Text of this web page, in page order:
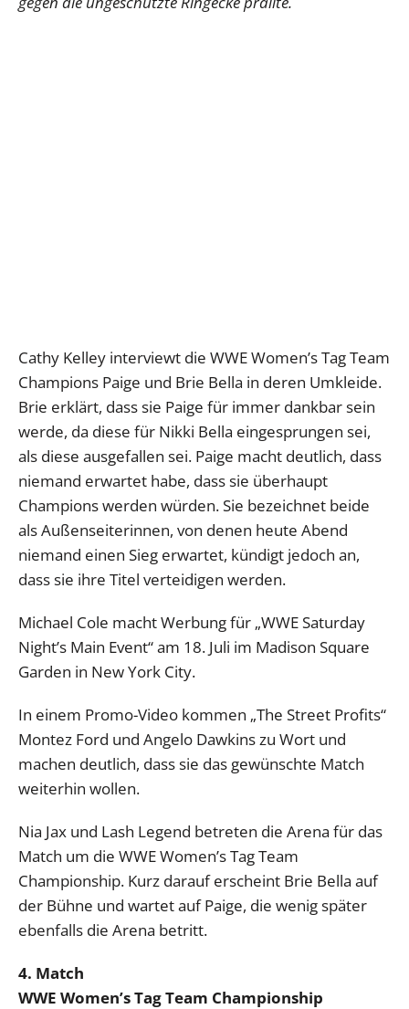
Cathy Kelley interviewt die WWE Women’s Tag Team
Champions Paige und Brie Bella in deren Umkleide.
Brie erklärt, dass sie Paige für immer dankbar sein
werde, da diese für Nikki Bella eingesprungen sei,
als diese ausgefallen sei. Paige macht deutlich, dass
niemand erwartet habe, dass sie überhaupt
Champions werden würden. Sie bezeichnet beide
als Außenseiterinnen, von denen heute Abend
niemand einen Sieg erwartet, kündigt jedoch an,
dass sie ihre Titel verteidigen werden.
Michael Cole macht Werbung für „WWE Saturday
Night’s Main Event“ am 18. Juli im Madison Square
Garden in New York City.
In einem Promo-Video kommen „The Street Profits“
Montez Ford und Angelo Dawkins zu Wort und
machen deutlich, dass sie das gewünschte Match
weiterhin wollen.
Nia Jax und Lash Legend betreten die Arena für das
Match um die WWE Women’s Tag Team
Championship. Kurz darauf erscheint Brie Bella auf
der Bühne und wartet auf Paige, die wenig später
ebenfalls die Arena betritt.
4. Match
WWE Women’s Tag Team Championship